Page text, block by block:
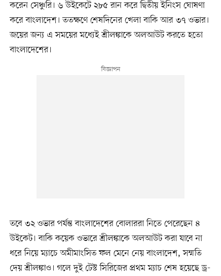
করেন সেঞ্চুরি। ৬ উইকেটে ২৮৫ রান করে দ্বিতীয় ইনিংস ঘোষণা
করে বাংলাদেশ। ততক্ষণে শেষদিনের খেলা বাকি আর ৩৭ ওভার।
জয়ের জন্য এ সময়ের মধ্যেই শ্রীলঙ্কাকে অলআউট করতে হতো
বাংলাদেশের।
তবে ৩২ ওভার পর্যন্ত বাংলাদেশের বোলাররা নিতে পেরেছেন ৪
উইকেট। বাকি কয়েক ওভারে শ্রীলঙ্কাকে অলআউট করা যাবে না
ধরে নিয়ে ম্যাচে অমীমাংসিত ফল মেনে নেয় বাংলাদেশ, সম্মতি
দেয় শ্রীলঙ্কাও। গলে দুই টেস্ট সিরিজের প্রথম ম্যাচ শেষ হয়েছে ড্র-